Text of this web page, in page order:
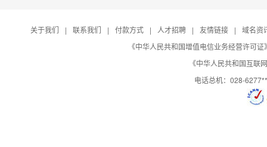
关于我们 | 联系我们 | 付款方式 | 人才招聘 | 友情链接 |
域名资
《中华人民共和国增值电信业务经营许可
《中华人民共和国互联
电话总机：028-